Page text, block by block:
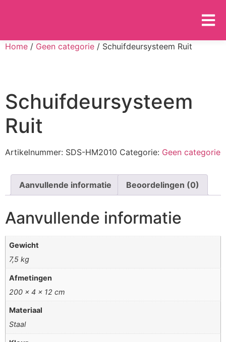
Home / Geen categorie / Schuifdeursysteem Ruit
Schuifdeursysteem
Ruit
Artikelnummer: SDS-HM2010 Categorie: Geen categorie
Aanvullende informatie Beoordelingen (0)
Aanvullende informatie
Gewicht
7,5 kg
Afmetingen
200 × 4 × 12 cm
Materiaal
Staal